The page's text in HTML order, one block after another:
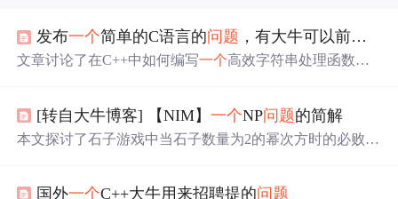
发布一个简单的C语言的问题 ，有大牛可以前往指导一下
文章讨论了在C++中如何编写一个高效字符串处理函数，
[转自大牛博客] 【NIM】一个NP问题的简解
本文探讨了石子游戏中当石子数量为2的幂次方时的必败局
国外一个C++大牛用来招聘提的问题